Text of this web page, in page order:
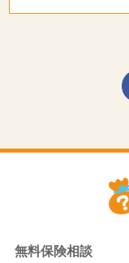
無料保険相談